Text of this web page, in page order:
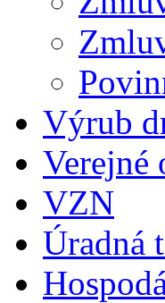
Výrub
Verejné
VZN
Úradná